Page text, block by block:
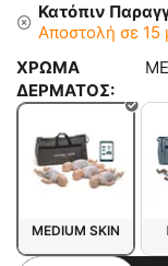
Κατόπιν
Αποστολή σε 15
ΧΡΩΜΑ
ΔΕΡΜΑΤΟΣ:
MEDIUM SKIN